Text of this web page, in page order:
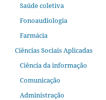
Saúde coletiva
Fonoaudiologia
Farmácia
Ciências Sociais Aplicadas
Ciência da informação
Comunicação
Administração